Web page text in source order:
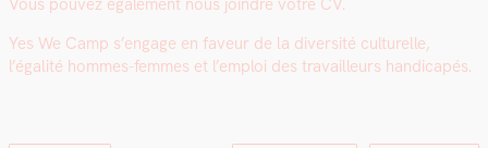
Vous pou­vez égale­ment nous join­dre votre CV.
Yes We Camp s’engage en faveur de la diver­sité cul­turelle,
l’égalité hommes-femmes et l’emploi des tra­vailleurs hand­i­capés.